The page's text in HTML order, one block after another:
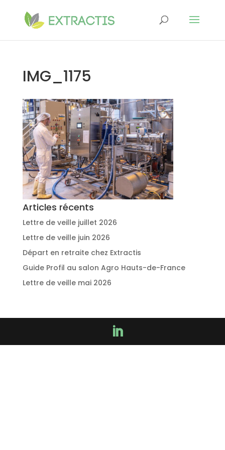
IMG_1175
Articles récents
Lettre de veille juillet 2026
Lettre de veille juin 2026
Départ en retraite chez Extractis
Guide Profil au salon Agro Hauts-de-France
Lettre de veille mai 2026